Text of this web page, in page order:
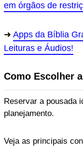
em órgãos de
Apps da Bíblia
Leituras e Áudios!
Como Escolher
Reservar a pousada
planejamento.
Veja as principais